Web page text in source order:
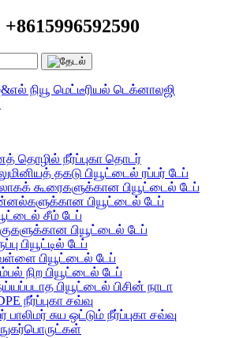
தொழில் நீர்ப்புகா தொடர்
தகடு பியூட்டைல் ​​ரப்பர் டேப்
கூரைகளுக்கான பியூட்டைல் ​​டேப்
பியூட்டைல் ​​டேப்
​​சீம் டேப்
பியூட்டைல் ​​டேப்
பியூட்டில் டேப்
பியூட்டைல் ​​டேப்
நிற பியூட்டைல் ​​டேப்
பியூட்டைல் ​​பிசின் நாடா
நீர்ப்புகா சவ்வு
பாலிமர் சுய ஒட்டும் நீர்ப்புகா சவ்வு